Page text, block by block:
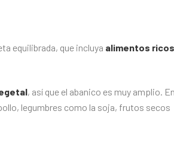
equilibrada, que incluya alimentos
, así que el abanico es muy amplio.
legumbres como la soja, frutos secos